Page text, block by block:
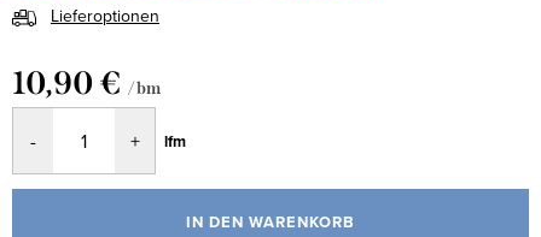
Lieferoptionen
10,90 € / bm
lfm
IN DEN WARENKORB